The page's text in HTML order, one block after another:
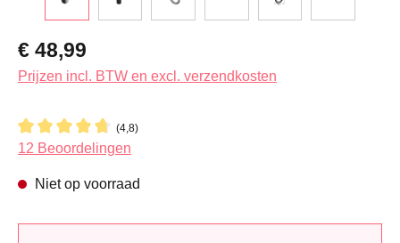
Normale prijs:
€ 48,99
Prijzen incl. BTW en excl. verzendkosten
(4,8)
Gemiddelde waardering van 4.8 van 5 sterren
12 Beoordelingen
Niet op voorraad